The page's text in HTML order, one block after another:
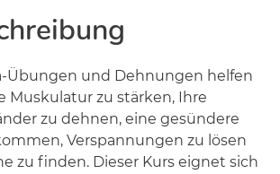
Übungen und Dehnungen helfen
Muskulatur zu stärken, Ihre
zu dehnen, eine gesündere
Verspannungen zu lösen
zu finden. Dieser Kurs eignet sich